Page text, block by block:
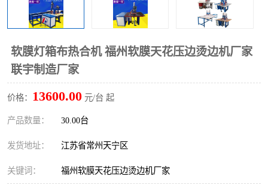
软膜灯箱布热合机 福州软膜天花压边烫边机厂家
联宇制造厂家
价格： 13600.00 元/台 起
产品数量： 30.00台
发货地址： 江苏省常州天宁区
关键词： 福州软膜天花压边烫边机厂家